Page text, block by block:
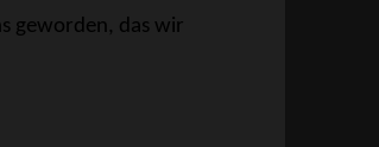
geworden, das wir